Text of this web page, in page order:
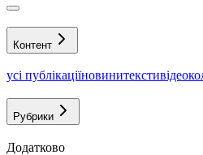
Контент
усі публікаціїновинитекстивідео
Рубрики
Додатково